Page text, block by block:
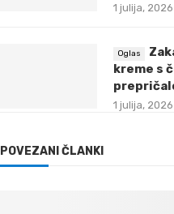
1 julija, 2026
kreme s
1 julija, 2026
POVEZANI ČLANKI